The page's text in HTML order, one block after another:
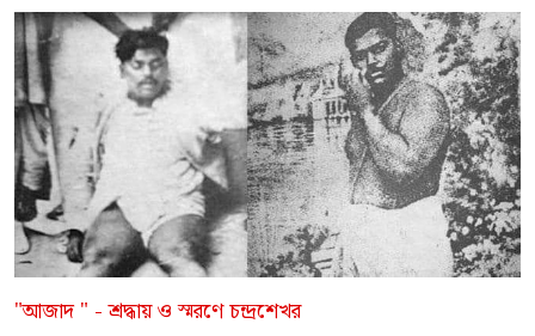
"আজাদ " - শ্রদ্ধায় ও স্মরণে চন্দ্রশেখর